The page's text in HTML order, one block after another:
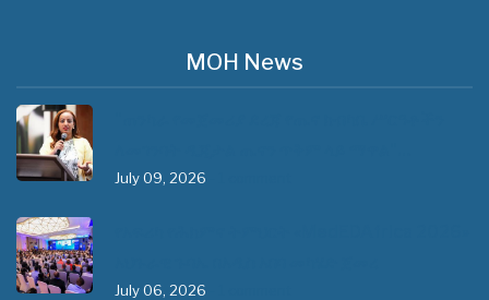
MOH News
July 09, 2026
July 06, 2026